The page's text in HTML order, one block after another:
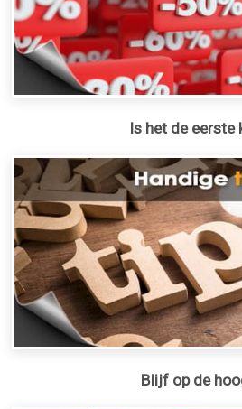
Is het de eerste
Blijf op de